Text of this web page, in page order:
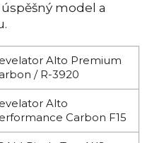
model a
Alto Premium
/ R-3920
Alto
Carbon F15